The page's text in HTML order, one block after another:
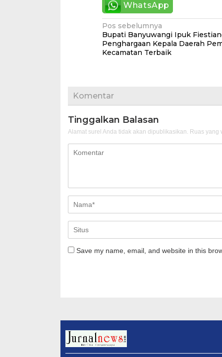
WhatsApp
Navigasi
pos
Pos sebelumnya
Bupati Banyuwangi Ipuk
Penghargaan Kepala Daerah
Kecamatan Terbaik
Komentar
Tinggalkan Balasan
Alamat surel Anda tidak akan dipublikasikan. Ruas yang
Save my name, email, and website in this